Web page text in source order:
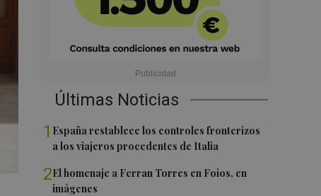
Últimas Noticias
1 España restablece los controles fronterizos
a los viajeros procedentes de Italia
2El homenaje a Ferran Torres en Foios, en
imágenes